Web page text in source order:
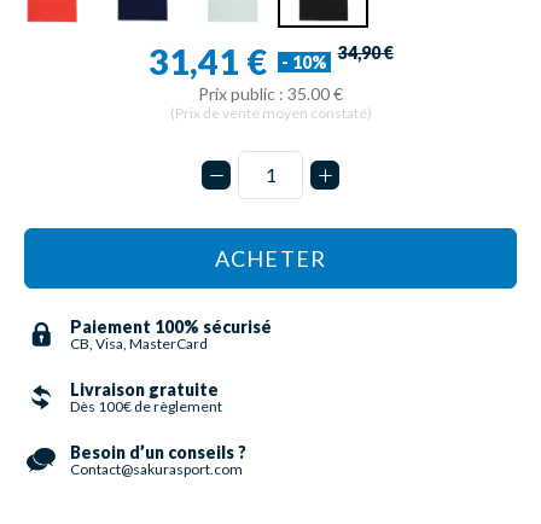
31,41 € - 10% 34,90 €
Prix public : 35.00 €
(Prix de vente moyen constaté)
ACHETER
Paiement 100% sécurisé
CB, Visa, MasterCard
Livraison gratuite
Dès 100€ de règlement
Besoin d’un conseils ?
Contact@sakurasport.com